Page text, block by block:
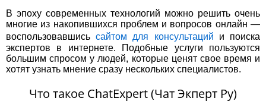
В эпоху современных технологий можно решить очень
многие из накопившихся проблем и вопросов онлайн —
воспользовавшисьсайтом для консультаций
и поиска
экспертов в интернете. Подобные услуги пользуются
большим спросом у людей, которые ценят свое время и
хотят узнать мнение сразу нескольких специалистов.
Что такое ChatExpert (Чат Экперт Ру)